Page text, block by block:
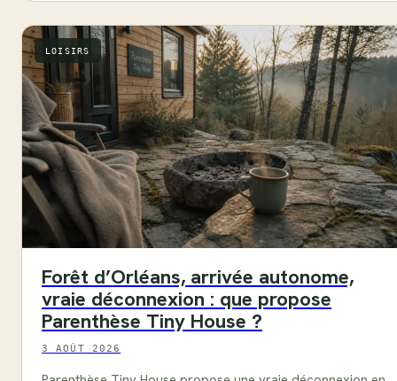
LOISIRS
Forêt d’Orléans, arrivée autonome,
vraie déconnexion : que propose
Parenthèse Tiny House ?
3 AOÛT 2026